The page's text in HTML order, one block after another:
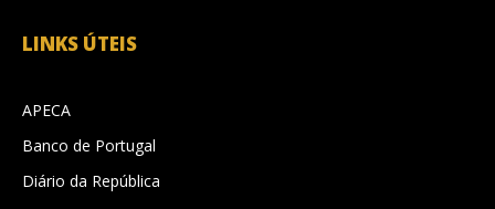
LINKS ÚTEIS
APECA
Banco de Portugal
Diário da República